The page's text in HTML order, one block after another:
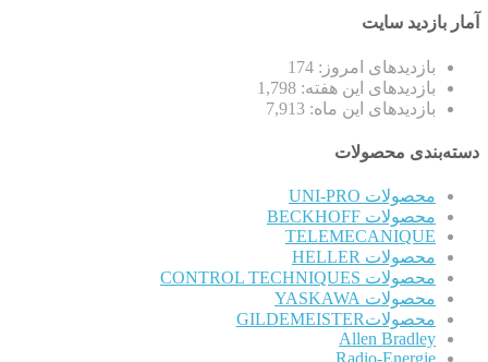
آمار بازدید سایت
بازدیدهای امروز: 174
بازدیدهای این هفته: 1,798
بازدیدهای این ماه: 7,913
دسته‌بندی محصولات
محصولات UNI-PRO
محصولات BECKHOFF
TELEMECANIQUE
محصولات HELLER
محصولات CONTROL TECHNIQUES
محصولات YASKAWA
محصولاتGILDEMEISTER
Allen Bradley